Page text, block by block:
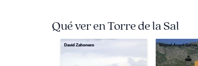
Qué ver en Torre de la Sal
David Zahonero Miguel Ángel García